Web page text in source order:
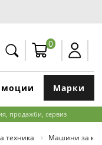
0
Марки
продажби, сервиз
техника Машини за